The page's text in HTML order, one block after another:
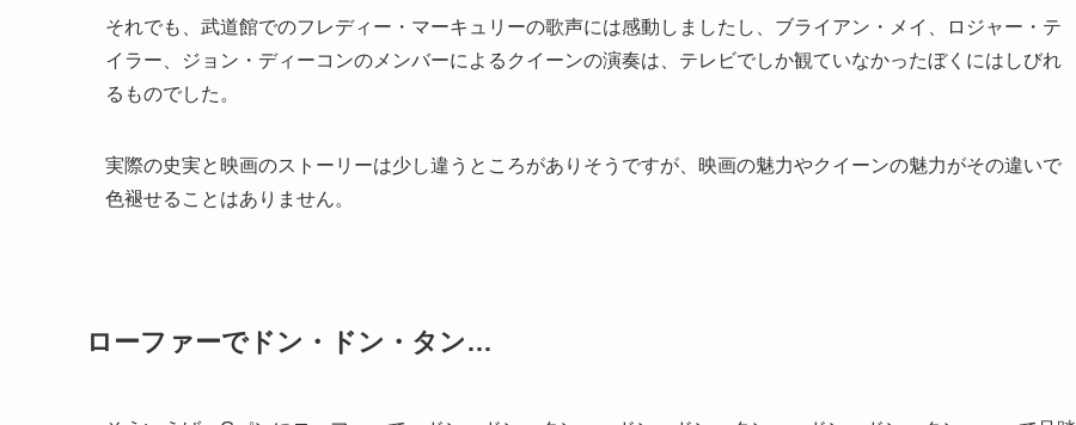
それでも、武道館でのフレディー・マーキュリーの歌声には感動しましたし、ブライアン・メイ、ロジャー・テ
イラー、ジョン・ディーコンのメンバーによるクイーンの演奏は、テレビでしか観ていなかったぼくにはしびれ
るものでした。
実際の史実と映画のストーリーは少し違うところがありそうですが、映画の魅力やクイーンの魅力がその違いで
色褪せることはありません。
ローファーでドン・ドン・タン…